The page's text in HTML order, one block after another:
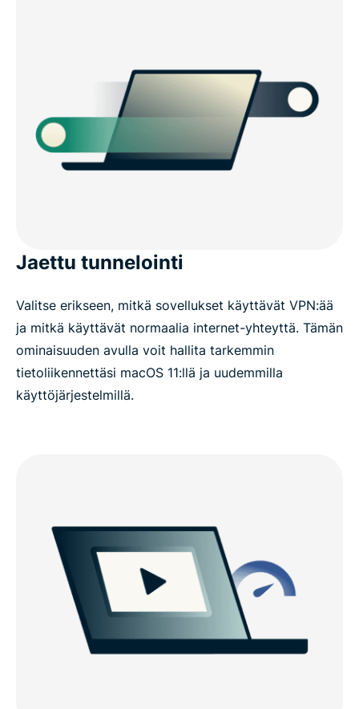
Jaettu tunnelointi
Valitse erikseen, mitkä sovellukset käyttävät VPN:ää
ja mitkä käyttävät normaalia internet-yhteyttä. Tämän
ominaisuuden avulla voit hallita tarkemmin
tietoliikennettäsi macOS 11:llä ja uudemmilla
käyttöjärjestelmillä.